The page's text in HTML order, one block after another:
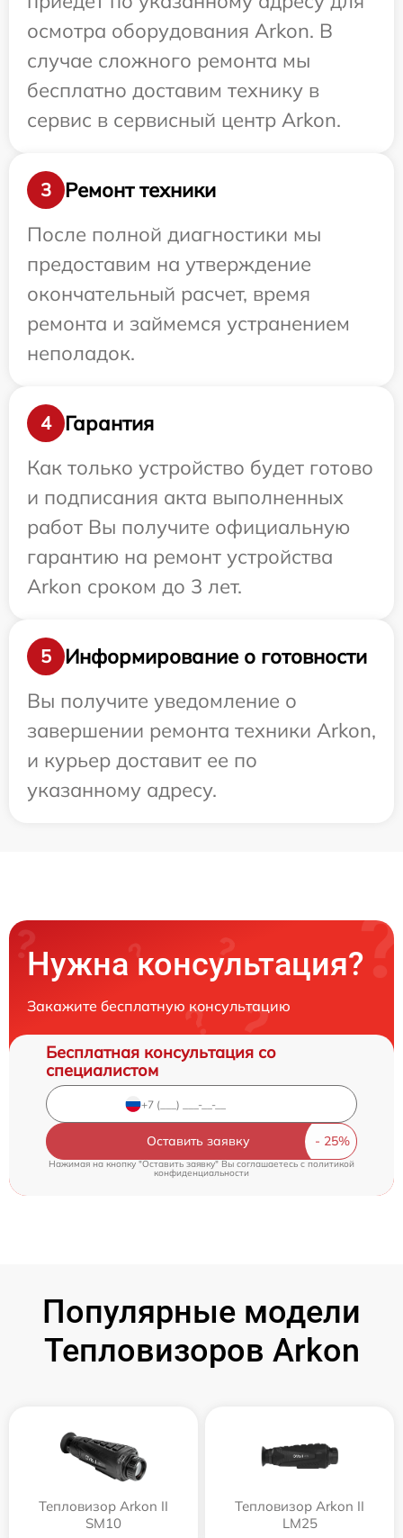
осмотра оборудования Arkon. В
случае сложного ремонта мы
бесплатно доставим технику в
сервис в сервисный центр Arkon.
3
Ремонт техники
После полной диагностики мы
предоставим на утверждение
окончательный расчет, время
ремонта и займемся устранением
неполадок.
4
Гарантия
Как только устройство будет готово
и подписания акта выполненных
работ Вы получите официальную
гарантию на ремонт устройства
Arkon сроком до 3 лет.
5
Информирование о готовности
Вы получите уведомление о
завершении ремонта техники Arkon,
и курьер доставит ее по
указанному адресу.
Нужна консультация?
Закажите бесплатную консультацию
Бесплатная консультация со
специалистом
Оставить заявку
Нажимая на кнопку "Оставить заявку" Вы соглашаетесь c политикой
конфиденциальности
Популярные модели
Тепловизоров Arkon
Тепловизор Arkon II
SM10
Тепловизор Arkon II
LM25